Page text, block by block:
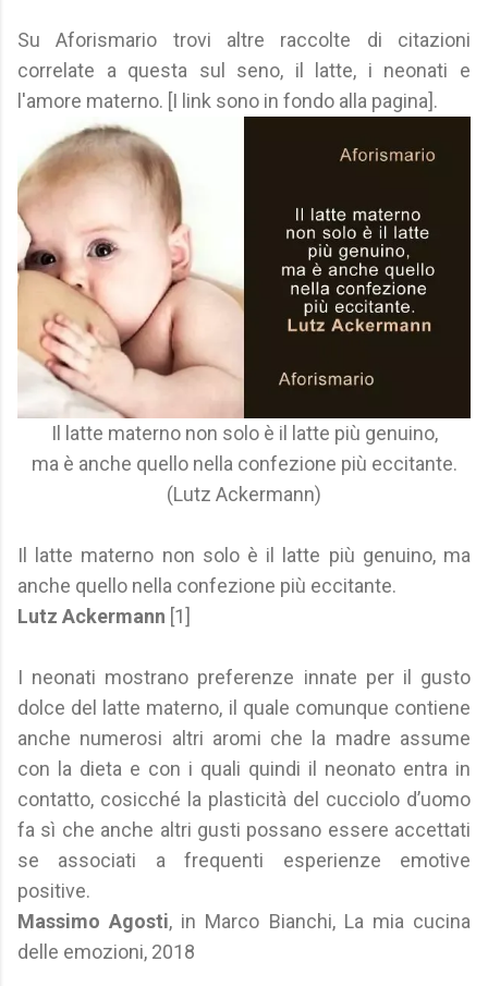
Su Aforismario trovi altre raccolte di citazioni
correlate a questa sul seno, il latte, i neonati e
l'amore materno. [I link sono in fondo alla pagina].
Il latte materno non solo è il latte più genuino,
ma è anche quello nella confezione più eccitante.
(Lutz Ackermann)
Il latte materno non solo è il latte più genuino, ma
anche quello nella confezione più eccitante.
Lutz Ackermann [1]
I neonati mostrano preferenze innate per il gusto
dolce del latte materno, il quale comunque contiene
anche numerosi altri aromi che la madre assume
con la dieta e con i quali quindi il neonato entra in
contatto, cosicché la plasticità del cucciolo d’uomo
fa sì che anche altri gusti possano essere accettati
se associati a frequenti esperienze emotive
positive.
Massimo Agosti, in Marco Bianchi, La mia cucina
delle emozioni, 2018